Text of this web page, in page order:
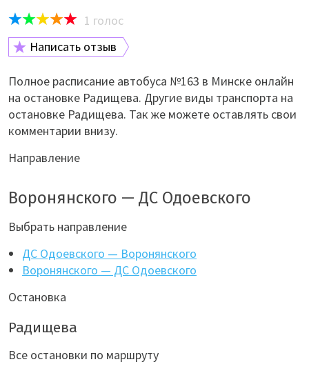
1 голос
Написать отзыв
Полное расписание автобуса №163 в Минске онлайн
на остановке Радищева. Другие виды транспорта на
остановке Радищева. Так же можете оставлять свои
комментарии внизу.
Направление
Воронянского — ДС Одоевского
Выбрать направление
ДС Одоевского — Воронянского
Воронянского — ДС Одоевского
Остановка
Радищева
Все остановки по маршруту